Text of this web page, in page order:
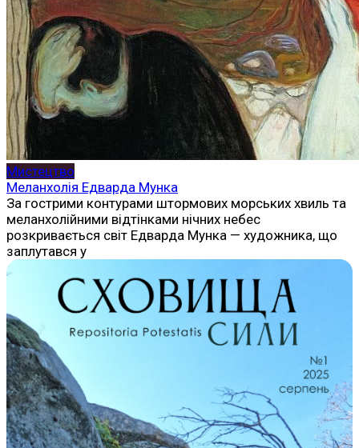
Мистецтво
Меланхолія Едварда Мунка
За гострими контурами штормових морських хвиль та
меланхолійними відтінками нічних небес
розкривається світ Едварда Мунка — художника, що
заплутався у